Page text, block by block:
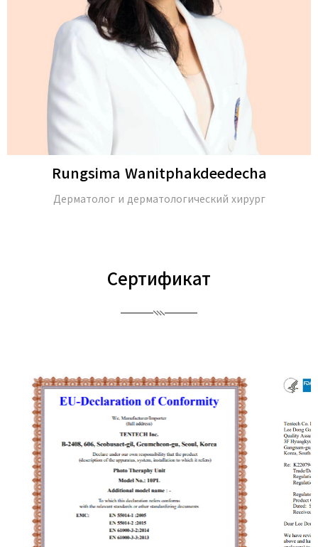
Rungsima Wanitphakdeedecha
Дерматолог и дерматологический хирург
Сертификат